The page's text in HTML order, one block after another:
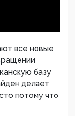
все новые
базу
делает
потому что